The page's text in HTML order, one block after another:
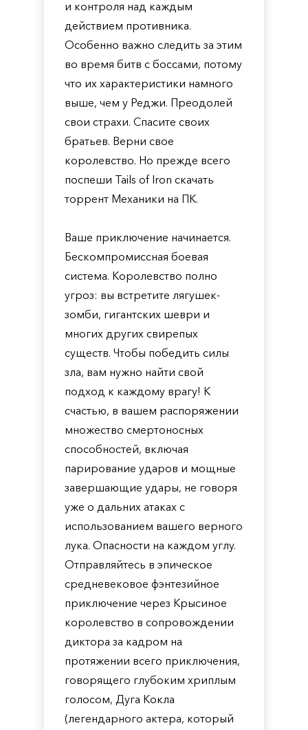
и контроля над каждым
действием противника.
Особенно важно следить за этим
во время битв с боссами, потому
что их характеристики намного
выше, чем у Реджи. Преодолей
свои страхи. Спасите своих
братьев. Верни свое
королевство. Но прежде всего
поспеши Tails of Iron скачать
торрент Механики на ПК.
Ваше приключение начинается.
Бескомпромиссная боевая
система. Королевство полно
угроз: вы встретите лягушек-
зомби, гигантских шеври и
многих других свирепых
существ. Чтобы победить силы
зла, вам нужно найти свой
подход к каждому врагу! К
счастью, в вашем распоряжении
множество смертоносных
способностей, включая
парирование ударов и мощные
завершающие удары, не говоря
уже о дальних атаках с
использованием вашего верного
лука. Опасности на каждом углу.
Отправляйтесь в эпическое
средневековое фэнтезийное
приключение через Крысиное
королевство в сопровождении
диктора за кадром на
протяжении всего приключения,
говорящего глубоким хриплым
голосом, Дуга Кокла
(легендарного актера, который